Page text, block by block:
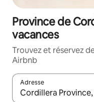
Province de
vacances
Trouvez et réservez
Airbnb
Adresse
Lorsque les résultats